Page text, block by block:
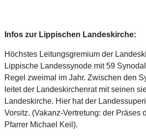
Infos zur Lippischen Landeskirche:
Höchstes Leitungsgremium der
Lippische Landessynode mit 59
Regel zweimal im Jahr. Zwischen den
leitet der Landeskirchenrat mit seinen
Landeskirche. Hier hat der
Vorsitz. (Vakanz-Vertretung: der Präses
Pfarrer Michael Keil).